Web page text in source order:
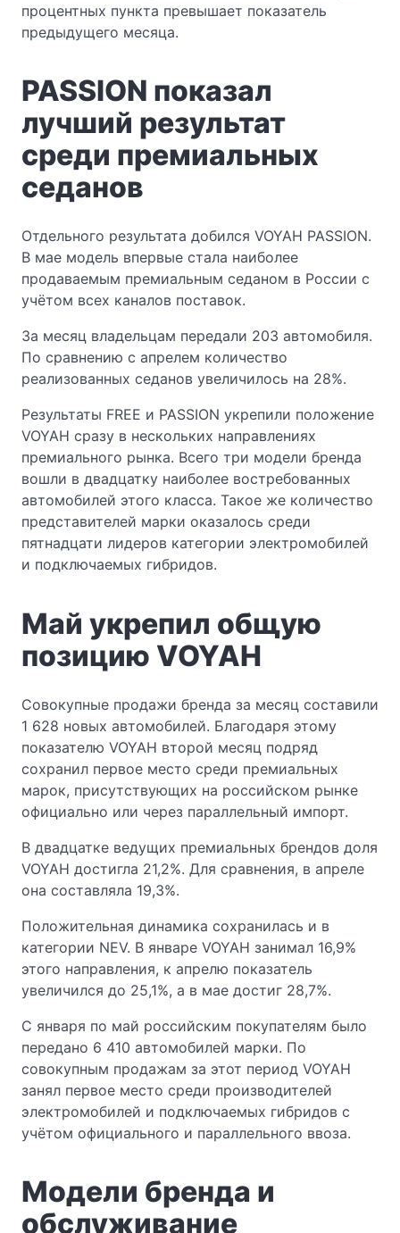
процентных пункта превышает показатель
предыдущего месяца.
PASSION показал
лучший результат
среди премиальных
седанов
Отдельного результата добился VOYAH PASSION.
В мае модель впервые стала наиболее
продаваемым премиальным седаном в России с
учётом всех каналов поставок.
За месяц владельцам передали 203 автомобиля.
По сравнению с апрелем количество
реализованных седанов увеличилось на 28%.
Результаты FREE и PASSION укрепили положение
VOYAH сразу в нескольких направлениях
премиального рынка. Всего три модели бренда
вошли в двадцатку наиболее востребованных
автомобилей этого класса. Такое же количество
представителей марки оказалось среди
пятнадцати лидеров категории электромобилей
и подключаемых гибридов.
Май укрепил общую
позицию VOYAH
Совокупные продажи бренда за месяц составили
1 628 новых автомобилей. Благодаря этому
показателю VOYAH второй месяц подряд
сохранил первое место среди премиальных
марок, присутствующих на российском рынке
официально или через параллельный импорт.
В двадцатке ведущих премиальных брендов доля
VOYAH достигла 21,2%. Для сравнения, в апреле
она составляла 19,3%.
Положительная динамика сохранилась и в
категории NEV. В январе VOYAH занимал 16,9%
этого направления, к апрелю показатель
увеличился до 25,1%, а в мае достиг 28,7%.
С января по май российским покупателям было
передано 6 410 автомобилей марки. По
совокупным продажам за этот период VOYAH
занял первое место среди производителей
электромобилей и подключаемых гибридов с
учётом официального и параллельного ввоза.
Модели бренда и
обслуживание